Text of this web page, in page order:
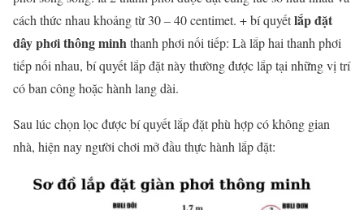
cách thức nhau khoảng từ 30 – 40 centimet. + bí quyếtlắp đặt
dây phơi thông minhthanh phơi nối tiếp: Là lắp hai thanh phơi
tiếp nối nhau, bí quyết lắp đặt này thường được lắp tại những vị trí
có ban công hoặc hành lang dài.
Sau lúc chọn lọc được bí quyết lắp đặt phù hợp có không gian
nhà, hiện nay người chơi mở đầu thực hành lắp đặt: